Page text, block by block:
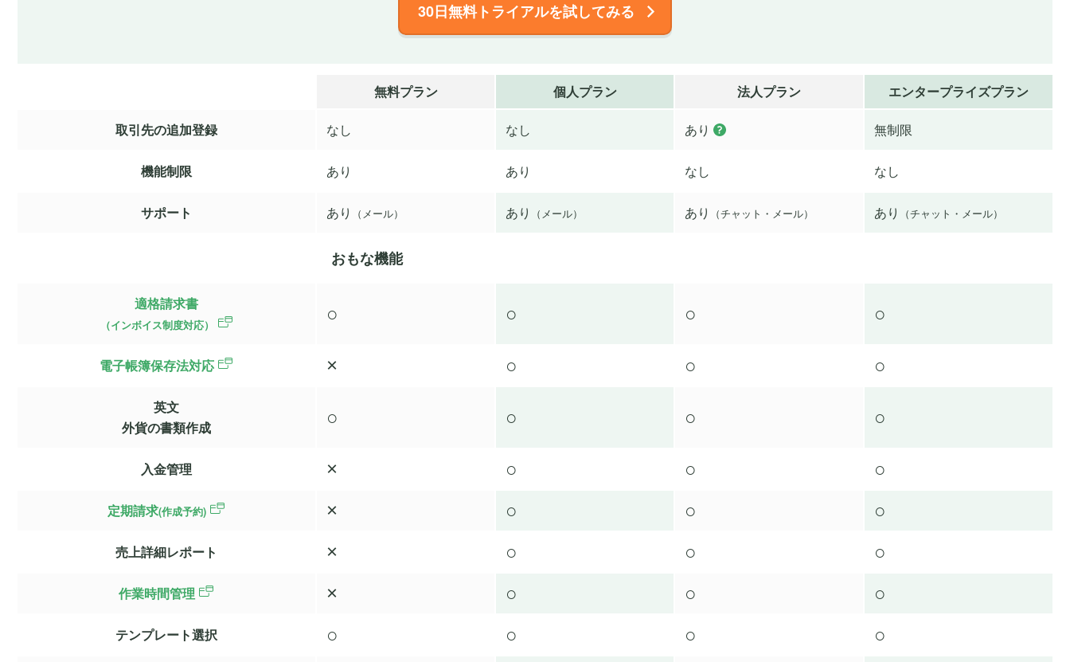
30日無料トライアルを試してみる
無料プラン 個人プラン 法人プラン エンタープライズプラン
取引先の追加登録 なし なし あり 無制限
機能制限 あり あり なし なし
サポート あり （メール） あり （メール） あり （チャット・メール） あり （チャット・メール）
おもな機能
適格請求書
（インボイス制度対応）
○ ○ ○ ○
電子帳簿保存法対応 × ○ ○ ○
英文
外貨の書類作成
○ ○ ○ ○
入金管理 × ○ ○ ○
定期請求(作成予約) × ○ ○ ○
売上詳細レポート × ○ ○ ○
作業時間管理 × ○ ○ ○
テンプレート選択 ○ ○ ○ ○